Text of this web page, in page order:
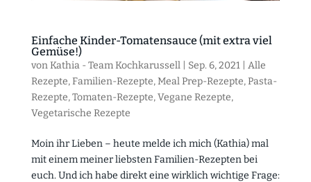
Einfache Kinder-Tomatensauce (mit extra viel
Gemüse!)
vonKathia - Team Kochkarussell| Sep. 6, 2021| Alle
Rezepte,Familien-Rezepte,Meal Prep-Rezepte,Pasta-
Rezepte,Tomaten-Rezepte,Vegane Rezepte,
Vegetarische Rezepte
Moin ihr Lieben – heute melde ich mich (Kathia) mal
mit einem meiner liebsten Familien-Rezepten bei
euch. Und ich habe direkt eine wirklich wichtige Frage: